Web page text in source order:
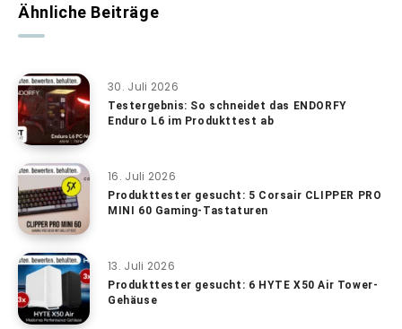
Ähnliche Beiträge
30. Juli 2026
Testergebnis: So schneidet das ENDORFY
Enduro L6 im Produkttest ab
16. Juli 2026
Produkttester gesucht: 5 Corsair CLIPPER PRO
MINI 60 Gaming-Tastaturen
13. Juli 2026
Produkttester gesucht: 6 HYTE X50 Air Tower-
Gehäuse